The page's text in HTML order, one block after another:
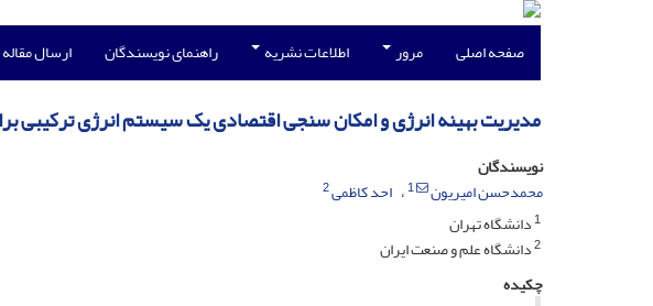
صفحه اصلی مرور اطلاعات نشریه راهنمای نویسندگان ارسال مقاله
مدیریت بهینه انرژی و امکان سنجی اقتصادی یک سیستم انرژی ترکیبی
نویسندگان
محمدحسن امیریون
1 احد کاظمی2
1دانشگاه تهران
2دانشگاه علم و صنعت ایران
چکیده